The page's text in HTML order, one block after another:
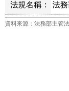
法規名稱： 法
資料來源：法務部主管